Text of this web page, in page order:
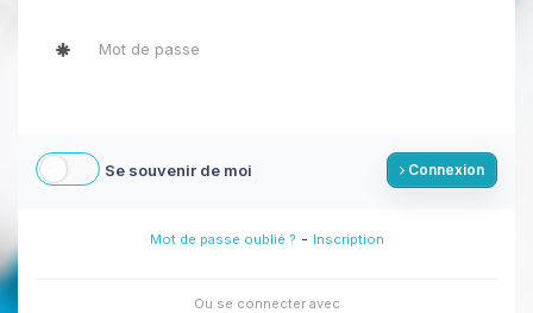
Se souvenir de moi Connexion
Mot de passe oublié ? - Inscription
Ou se connecter avec